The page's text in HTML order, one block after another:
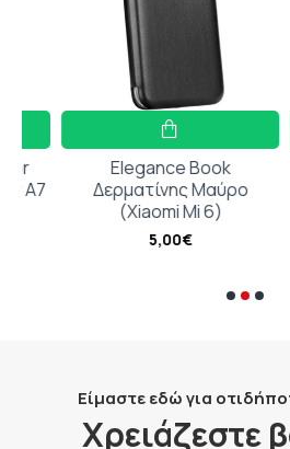
Elegance Book
Δερματίνης Μαύρο
(Xiaomi Mi 6)
5,00€
Είμαστε εδώ για
Χρειάζεστε